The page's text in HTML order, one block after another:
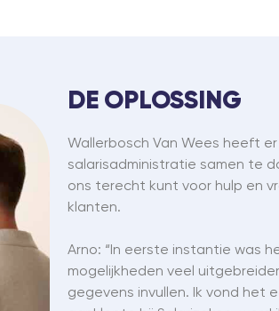
DE OPLOSSING
Wallerbosch Van Wees heeft
salarisadministratie samen te
ons terecht kunt voor hulp en
klanten.
Arno: “In eerste instantie was
mogelijkheden veel
gegevens invullen. Ik vond het